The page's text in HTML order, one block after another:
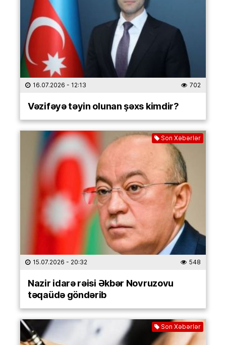
16.07.2026 - 12:13 702
Vəzifəyə təyin olunan şəxs kimdir?
Son Xəbərlər
15.07.2026 - 20:32 548
Nazir idarə rəisi Əkbər Novruzovu
təqaüdə göndərib
Son Xəbərlər